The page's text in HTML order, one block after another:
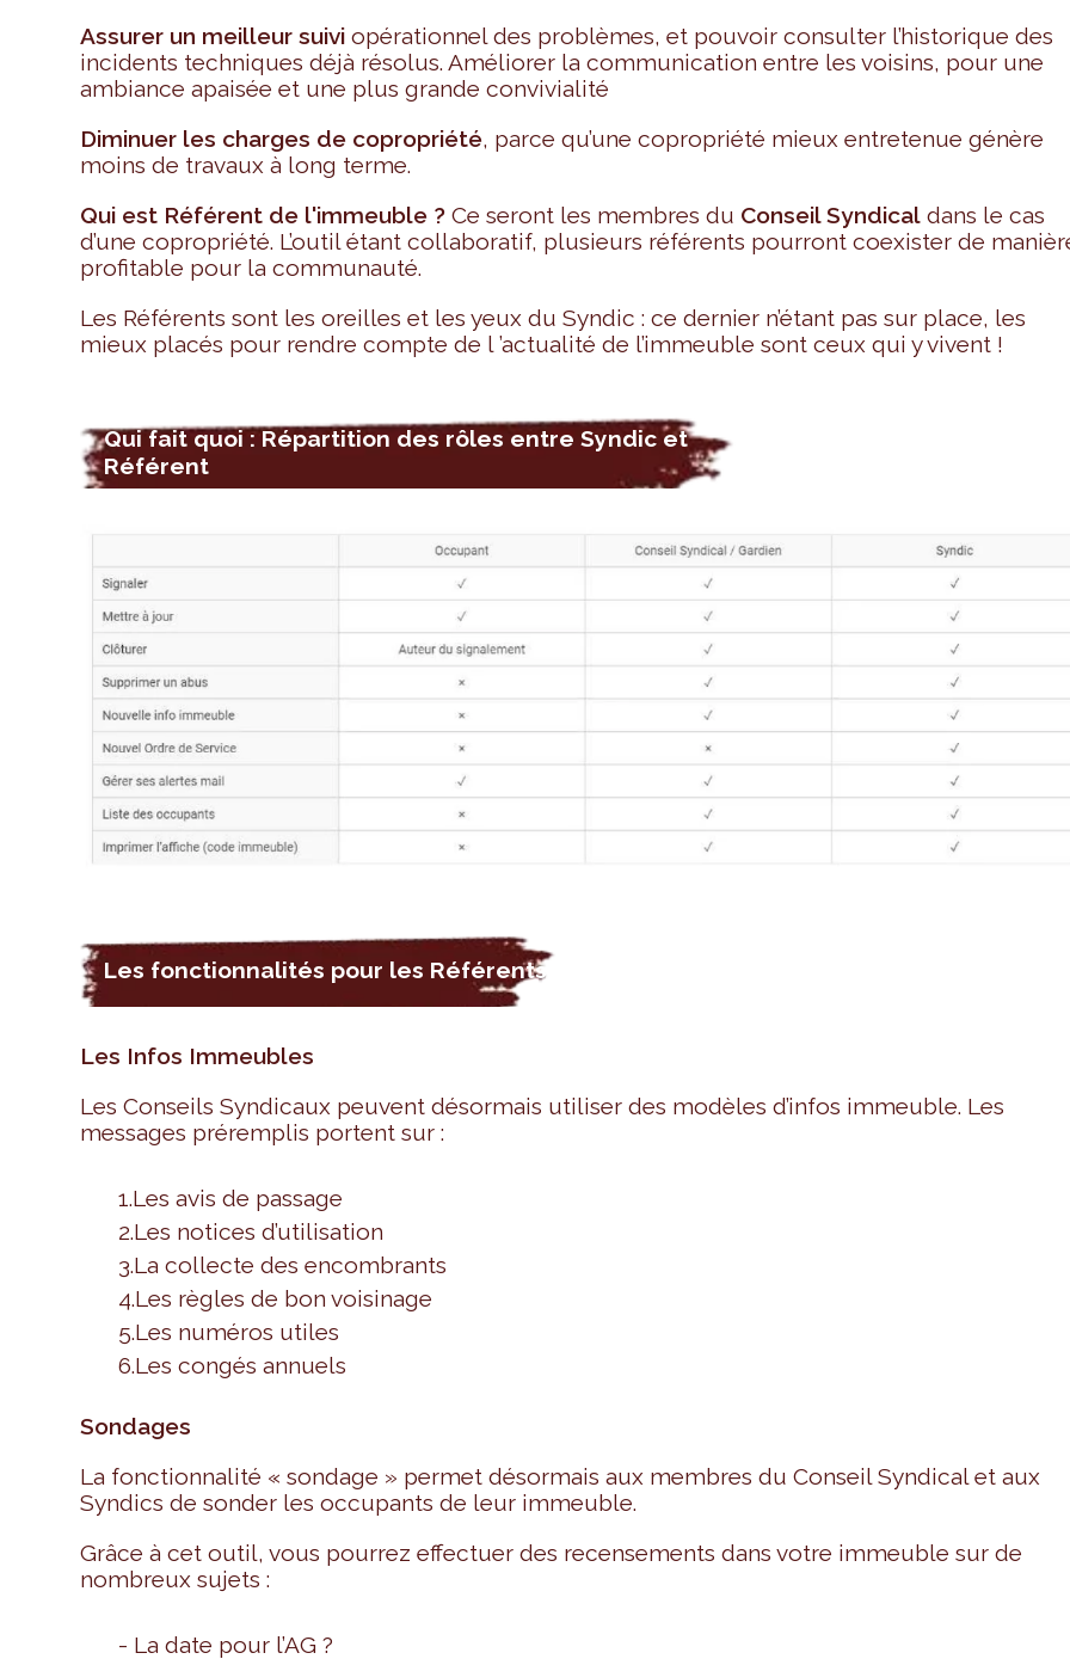
Assurer un meilleur suivi opérationnel des problèmes, et pouvoir consulter l’historique des
incidents techniques déjà résolus. Améliorer la communication entre les voisins, pour une
ambiance apaisée et une plus grande convivialité
Diminuer les charges de copropriété, parce qu’une copropriété mieux entretenue génère
moins de travaux à long terme.
Qui est Référent de l'immeuble ? Ce seront les membres du Conseil Syndical dans le cas
d’une copropriété. L’outil étant collaboratif, plusieurs référents pourront coexister de
profitable pour la communauté.
Les Référents sont les oreilles et les yeux du Syndic : ce dernier n’étant pas sur place, les
mieux placés pour rendre compte de l ’actualité de l’immeuble sont ceux qui y vivent !
Qui fait quoi : Répartition des rôles entre Syndic et
Référent
Les fonctionnalités pour les Référents
Les Infos Immeubles
Les Conseils Syndicaux peuvent désormais utiliser des modèles d’infos immeuble. Les
messages préremplis portent sur :
1.Les avis de passage
2.Les notices d’utilisation
3.La collecte des encombrants
4.Les règles de bon voisinage
5.Les numéros utiles
6.Les congés annuels
Sondages
La fonctionnalité « sondage » permet désormais aux membres du Conseil Syndical et aux
Syndics de sonder les occupants de leur immeuble.
Grâce à cet outil, vous pourrez effectuer des recensements dans votre immeuble sur de
nombreux sujets :
- La date pour l’AG ?